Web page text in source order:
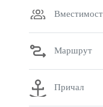
Маршрут
Причал